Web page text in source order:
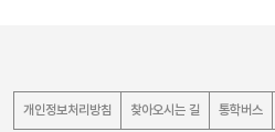
개인정보처리방침 찾아오시는 길 통학버스